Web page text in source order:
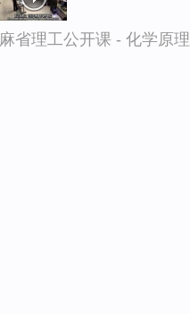
麻省理工公开课 - 化学原